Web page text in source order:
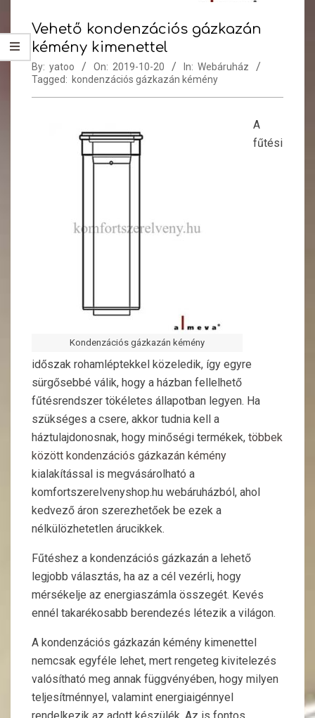
Vehető kondenzációs gázkazán
kémény kimenettel
By: yatoo On: 2019-10-20 In: Webáruház
Tagged: kondenzációs gázkazán kémény
Kondenzációs gázkazán kémény
A
fűtési
időszak rohamléptekkel közeledik, így egyre
sürgősebbé válik, hogy a házban fellelhető
fűtésrendszer tökéletes állapotban legyen. Ha
szükséges a csere, akkor tudnia kell a
háztulajdonosnak, hogy minőségi termékek, többek
között kondenzációs gázkazán kémény
kialakítással is megvásárolható a
komfortszerelvenyshop.hu webáruházból, ahol
kedvező áron szerezhetőek be ezek a
nélkülözhetetlen árucikkek.
Fűtéshez a kondenzációs gázkazán a lehető
legjobb választás, ha az a cél vezérli, hogy
mérsékelje az energiaszámla összegét. Kevés
ennél takarékosabb berendezés létezik a világon.
A kondenzációs gázkazán kémény kimenettel
nemcsak egyféle lehet, mert rengeteg kivitelezés
valósítható meg annak függvényében, hogy milyen
teljesítménnyel, valamint energiaigénnyel